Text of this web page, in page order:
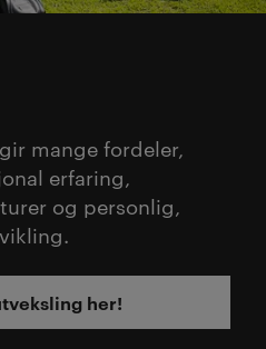
mange fordeler,
erfaring,
og personlig,
her!